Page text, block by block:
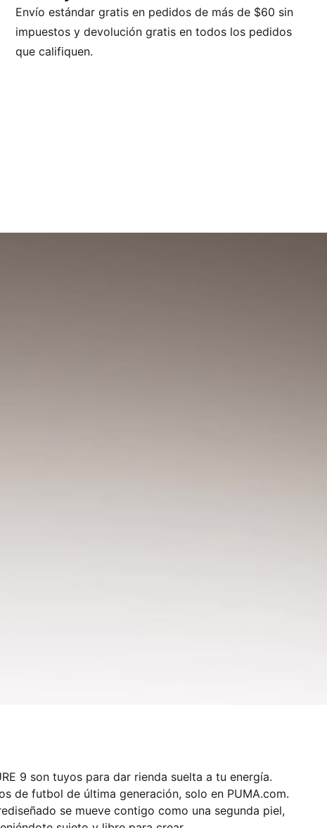
GripControl Pro te brindan mayor control del balón,
para que cada toque cuente, ya sea regateando a los
defensas, pasando un pase o buscando gol.
como una segunda piel, creando un ajuste ceñido y
Envío estándar gratis en pedidos de más de $60 sin
impuestos y devolución gratis en todos los pedidos
que califiquen.
9 son tuyos para dar rienda suelta a tu energía.
de futbol de última generación, solo en PUMA.com.
se mueve contigo como una segunda piel,